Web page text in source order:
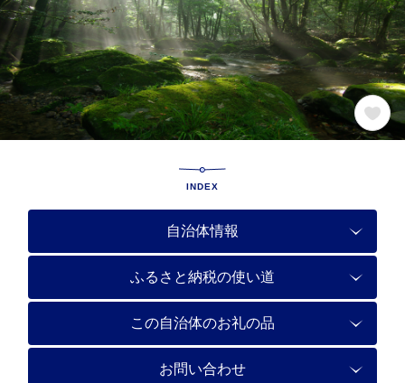
INDEX
自治体情報
ふるさと納税の使い道
この自治体のお礼の品
お問い合わせ